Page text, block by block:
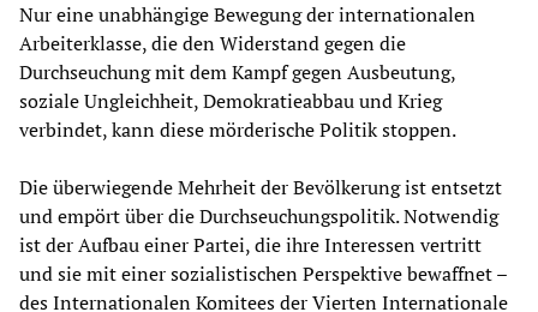
Nur eine unabhängige Bewegung der internationalen
Arbeiterklasse, die den Widerstand gegen die
Durchseuchung mit dem Kampf gegen Ausbeutung,
soziale Ungleichheit, Demokratieabbau und Krieg
verbindet, kann diese mörderische Politik stoppen.
Die überwiegende Mehrheit der Bevölkerung ist entsetzt
und empört über die Durchseuchungspolitik. Notwendig
ist der Aufbau einer Partei, die ihre Interessen vertritt
und sie mit einer sozialistischen Perspektive bewaffnet –
des Internationalen Komitees der Vierten Internationale